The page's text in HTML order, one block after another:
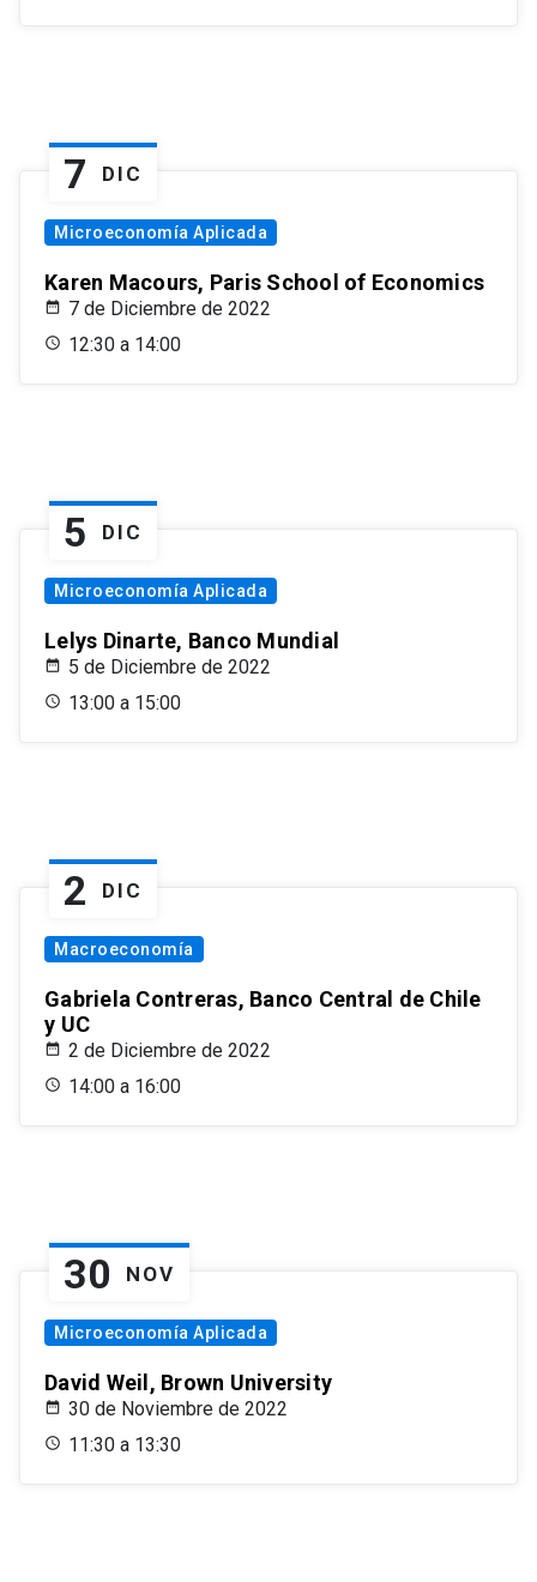
7 DIC
Microeconomía Aplicada
Karen Macours, Paris School of Economics
7 de Diciembre de 2022
12:30 a 14:00
5 DIC
Microeconomía Aplicada
Lelys Dinarte, Banco Mundial
5 de Diciembre de 2022
13:00 a 15:00
2 DIC
Macroeconomía
Gabriela Contreras, Banco Central de Chile
y UC
2 de Diciembre de 2022
14:00 a 16:00
30 NOV
Microeconomía Aplicada
David Weil, Brown University
30 de Noviembre de 2022
11:30 a 13:30